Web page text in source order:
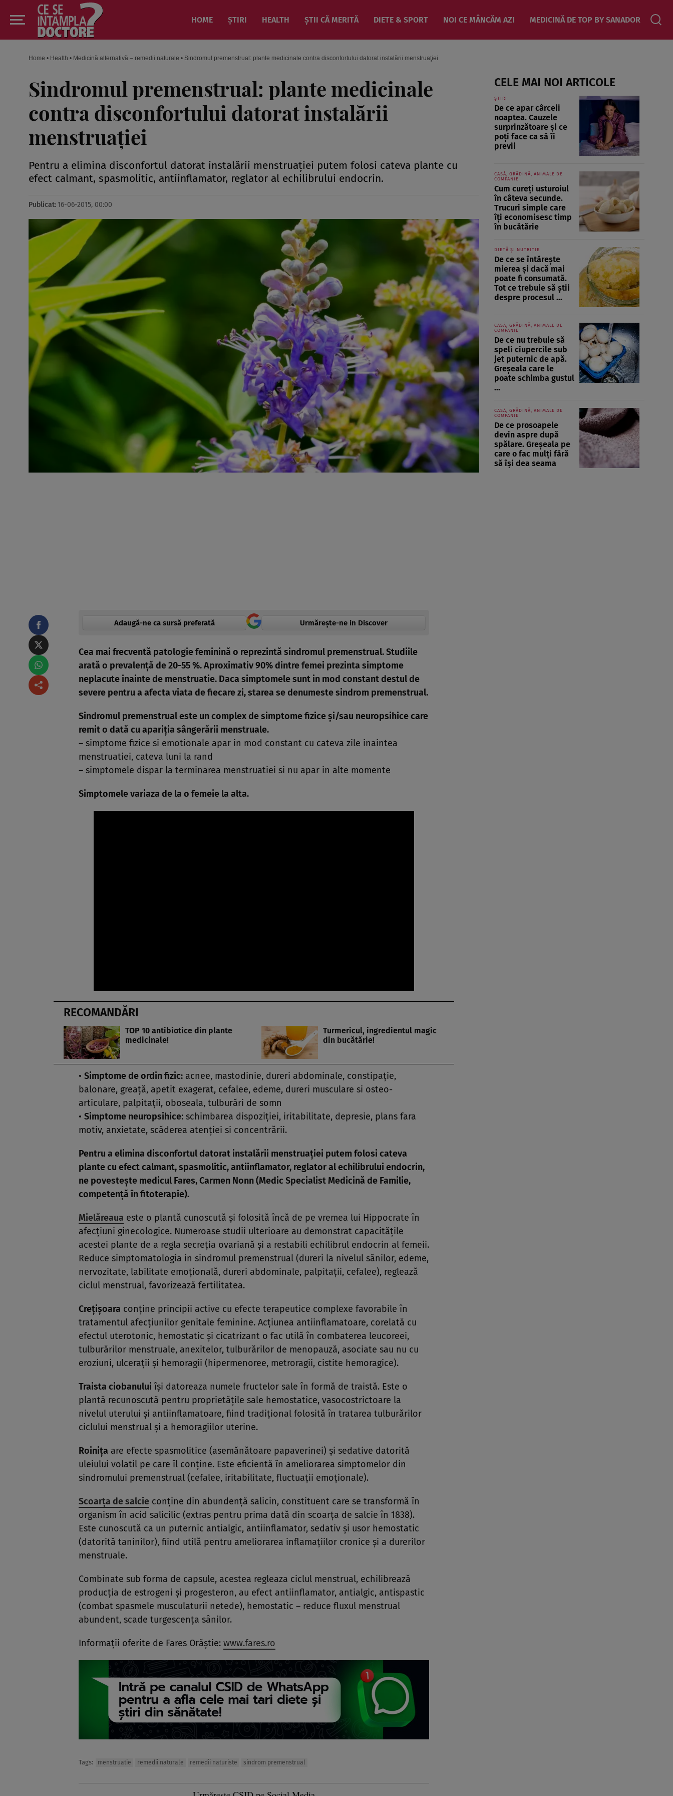
HOME ȘTIRI HEALTH ȘTII CĂ MERITĂ DIETE & SPORT NOI CE MÂNCĂM AZI MEDICINĂ DE TOP BY SANADOR
Home • Health • Medicină alternativă – remedii naturale • Sindromul premenstrual: plante medicinale contra disconfortului datorat instalării menstruaţiei
Sindromul premenstrual: plante medicinale
contra disconfortului datorat instalării
menstruaţiei
Pentru a elimina disconfortul datorat instalării menstruaţiei putem folosi cateva plante cu
efect calmant, spasmolitic, antiinflamator, reglator al echilibrului endocrin.
Publicat: 16-06-2015, 00:00
Adaugă-ne ca sursă preferată Urmărește-ne in Discover
Cea mai frecventă patologie feminină o reprezintă sindromul premenstrual. Studiile
arată o prevalenţă de 20-55 %. Aproximativ 90% dintre femei prezinta simptome
neplacute inainte de menstruatie. Daca simptomele sunt in mod constant destul de
severe pentru a afecta viata de fiecare zi, starea se denumeste sindrom premenstrual.
Sindromul premenstrual este un complex de simptome fizice şi/sau neuropsihice care
remit o dată cu apariţia sângerării menstruale.
– simptome fizice si emotionale apar in mod constant cu cateva zile inaintea
menstruatiei, cateva luni la rand
– simptomele dispar la terminarea menstruatiei si nu apar in alte momente
Simptomele variaza de la o femeie la alta.
RECOMANDĂRI
TOP 10 antibiotice din plante
medicinale!
Turmericul, ingredientul magic
din bucătărie!
• Simptome de ordin fizic: acnee, mastodinie, dureri abdominale, constipaţie,
balonare, greaţă, apetit exagerat, cefalee, edeme, dureri musculare si osteo-
articulare, palpitaţii, oboseala, tulburări de somn
• Simptome neuropsihice: schimbarea dispoziţiei, iritabilitate, depresie, plans fara
motiv, anxietate, scăderea atenţiei si concentrării.
Pentru a elimina disconfortul datorat instalării menstruaţiei putem folosi cateva
plante cu efect calmant, spasmolitic, antiinflamator, reglator al echilibrului endocrin,
ne povesteşte medicul Fares, Carmen Nonn (Medic Specialist Medicină de Familie,
competenţă în fitoterapie).
Mielăreaua este o plantă cunoscută şi folosită încă de pe vremea lui Hippocrate în
afecţiuni ginecologice. Numeroase studii ulterioare au demonstrat capacităţile
acestei plante de a regla secreţia ovariană şi a restabili echilibrul endocrin al femeii.
Reduce simptomatologia in sindromul premenstrual (dureri la nivelul sânilor, edeme,
nervozitate, labilitate emoţională, dureri abdominale, palpitaţii, cefalee), reglează
ciclul menstrual, favorizează fertilitatea.
Creţişoara conţine principii active cu efecte terapeutice complexe favorabile în
tratamentul afecţiunilor genitale feminine. Acţiunea antiinflamatoare, corelată cu
efectul uterotonic, hemostatic şi cicatrizant o fac utilă în combaterea leucoreei,
tulburărilor menstruale, anexitelor, tulburărilor de menopauză, asociate sau nu cu
eroziuni, ulceraţii şi hemoragii (hipermenoree, metroragii, cistite hemoragice).
Traista ciobanului îşi datoreaza numele fructelor sale în formă de traistă. Este o
plantă recunoscută pentru proprietăţile sale hemostatice, vasocostrictoare la
nivelul uterului şi antiinflamatoare, fiind tradiţional folosită în tratarea tulburărilor
ciclului menstrual şi a hemoragiilor uterine.
Roiniţa are efecte spasmolitice (asemănătoare papaverinei) şi sedative datorită
uleiului volatil pe care îl conţine. Este eficientă în ameliorarea simptomelor din
sindromului premenstrual (cefalee, iritabilitate, fluctuaţii emoţionale).
Scoarţa de salcie conţine din abundenţă salicin, constituent care se transformă în
organism în acid salicilic (extras pentru prima dată din scoarţa de salcie în 1838).
Este cunoscută ca un puternic antialgic, antiinflamator, sedativ şi usor hemostatic
(datorită taninilor), fiind utilă pentru ameliorarea inflamaţiilor cronice şi a durerilor
menstruale.
Combinate sub forma de capsule, acestea regleaza ciclul menstrual, echilibrează
producţia de estrogeni şi progesteron, au efect antiinflamator, antialgic, antispastic
(combat spasmele musculaturii netede), hemostatic – reduce fluxul menstrual
abundent, scade turgescenţa sânilor.
Informaţii oferite de Fares Orăştie: www.fares.ro
Tags: menstruatie remedii naturale remedii naturiste sindrom premenstrual
CELE MAI NOI ARTICOLE
ȘTIRI
De ce apar cârceii
noaptea. Cauzele
surprinzătoare și ce
poți face ca să îi
previi
CASĂ, GRĂDINĂ, ANIMALE DE
COMPANIE
Cum cureți usturoiul
în câteva secunde.
Trucuri simple care
îți economisesc timp
în bucătărie
DIETĂ ȘI NUTRIȚIE
De ce se întărește
mierea și dacă mai
poate fi consumată.
Tot ce trebuie să știi
despre procesul ...
CASĂ, GRĂDINĂ, ANIMALE DE
COMPANIE
De ce nu trebuie să
speli ciupercile sub
jet puternic de apă.
Greșeala care le
poate schimba gustul
...
CASĂ, GRĂDINĂ, ANIMALE DE
COMPANIE
De ce prosoapele
devin aspre după
spălare. Greșeala pe
care o fac mulți fără
să își dea seama